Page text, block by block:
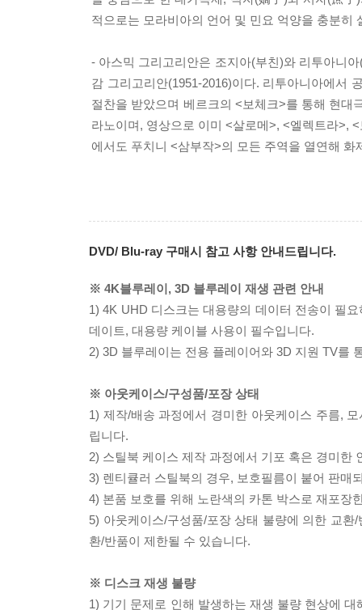
적으로는 모라비아의 언어 및 민요 억양을 충분히
- 아스믹 그리고리안은 조지아(부친)와 리투아니
감 그리고리안(1951-2016)이다. 리투아니아에서
절찬을 받았으며 베르크의 <보체크>를 통해 현
라노이며, 영상으로 이미 <살로메>, <엘렉트라>,
에서도 푸치니 <삼부작>의 모든 주역을 열연해 화
DVD/ Blu-ray 구매시 참고 사항 안내드립니다.
※ 4K블루레이, 3D 블루레이 재생 관련 안내
1) 4K UHD 디스크는 대용량의 데이터 전송이 필
데이트, 대용량 케이블 사용이 필수입니다.
2) 3D 블루레이는 전용 플레이어와 3D 지원 TV를
※ 아웃케이스/구성품/포장 상태
1) 제작/배송 과정에서 경미한 아웃케이스 주름,
립니다.
2) 스틸북 케이스 제작 과정에서 기포 혹은 경미한
3) 렌티큘러 스틸북의 경우, 보호필름이 붙어 판매
4) 본품 보호를 위해 노란색의 카톤 박스로 재포장
5) 아웃케이스/구성품/포장 상태 불량에 의한 교
환/반품이 제한될 수 있습니다.
※ 디스크 재생 불량
1) 기기 문제로 인해 발생하는 재생 불량 현상에